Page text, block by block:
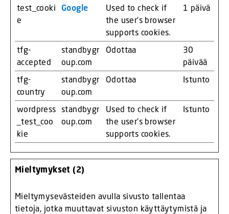
test_cooki
e
Google
Used to check if
the user's browser
supports cookies.
1 päivä
tfg-
accepted
standbygr
oup.com
Odottaa
30
päivää
tfg-
country
standbygr
oup.com
Odottaa Istunto
wordpress
_test_coo
kie
standbygr
oup.com
Used to check if
the user's browser
supports cookies.
Istunto
Mieltymykset (2)
Mieltymysevästeiden avulla sivusto tallentaa
tietoja, jotka muuttavat sivuston käyttäytymistä ja